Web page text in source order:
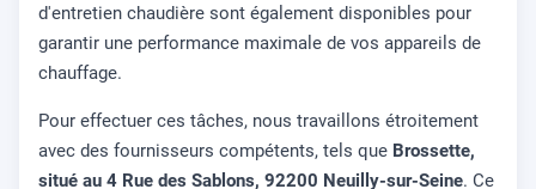
d'entretien chaudière sont également disponibles pour
garantir une performance maximale de vos appareils de
chauffage.
Pour effectuer ces tâches, nous travaillons étroitement
avec des fournisseurs compétents, tels que Brossette,
situé au 4 Rue des Sablons, 92200 Neuilly-sur-Seine. Ce